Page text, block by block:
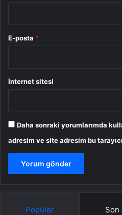
E-posta *
İnternet sitesi
Daha sonraki yorumlarımda
adresim ve site adresim bu
Popüler Son